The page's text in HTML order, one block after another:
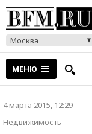
Москва
МЕНЮ
4 марта 2015, 12:29
Недвижимость